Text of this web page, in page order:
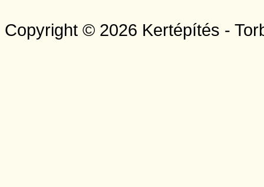
Copyright © 2026 Kertépítés -